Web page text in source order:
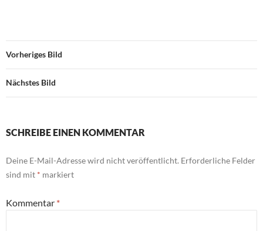
Vorheriges Bild
Nächstes Bild
SCHREIBE EINEN KOMMENTAR
Deine E-Mail-Adresse wird nicht veröffentlicht. Erforderliche Felder
sind mit * markiert
Kommentar *